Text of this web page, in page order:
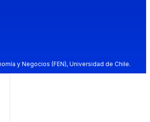
y Negocios (FEN), Universidad de Chile.